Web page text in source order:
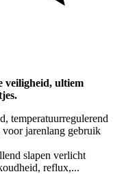
veiligheid, ultiem
temperatuurregulerend
voor jarenlang gebruik
slapen verlicht
reflux,...